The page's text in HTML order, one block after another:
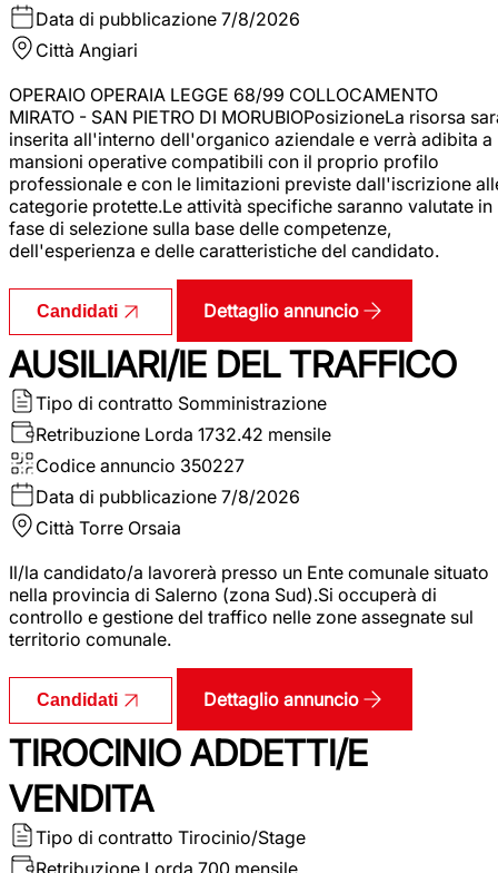
Data di pubblicazione 7/8/2026
Città Angiari
OPERAIO OPERAIA LEGGE 68/99 COLLOCAMENTO
MIRATO - SAN PIETRO DI MORUBIOPosizioneLa risorsa
inserita all'interno dell'organico aziendale e verrà adibita a
mansioni operative compatibili con il proprio profilo
professionale e con le limitazioni previste dall'iscrizione
categorie protette.Le attività specifiche saranno valutate in
fase di selezione sulla base delle competenze,
dell'esperienza e delle caratteristiche del candidato.
Candidati Dettaglio annuncio
AUSILIARI/IE DEL TRAFFICO
Tipo di contratto Somministrazione
Retribuzione Lorda 1732.42 mensile
Codice annuncio 350227
Data di pubblicazione 7/8/2026
Città Torre Orsaia
Il/la candidato/a lavorerà presso un Ente comunale situato
nella provincia di Salerno (zona Sud).Si occuperà di
controllo e gestione del traffico nelle zone assegnate sul
territorio comunale.
Candidati Dettaglio annuncio
TIROCINIO ADDETTI/E
VENDITA
Tipo di contratto Tirocinio/Stage
Retribuzione Lorda 700 mensile